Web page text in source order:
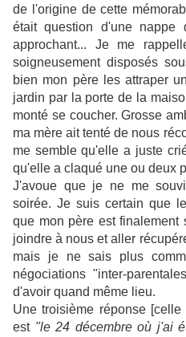
de l'origine de cette
était question d'une
approchant... Je me
soigneusement disposés
bien mon père les attraper
jardin par la porte de la
monté se coucher. Grosse
ma mère ait tenté de nous
me semble qu'elle a juste
qu'elle a claqué une ou deux
J'avoue que je ne me
soirée. Je suis certain que
que mon père est finalement
joindre à nous et aller
mais je ne sais plus
négociations "inter-
d'avoir quand même lieu.
Une troisième réponse
est "le 24 décembre où j'ai